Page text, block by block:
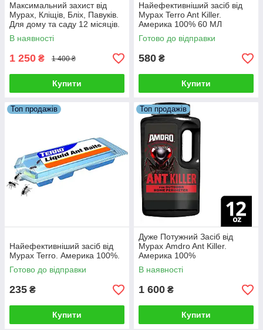
Максимальний захист від
Мурах, Кліщів, Бліх, Павуків.
Для дому та саду 12 місяців.
Ortho Home Defence Max 12
В наявності
1 250 ₴ 1 400 ₴
Купити
Найефективніший засіб від
Мурах Terro Ant Killer.
Америка 100% 60 МЛ
Готово до відправки
580 ₴
Купити
Топ продажів
Найефективніший засіб від
Мурах Terro. Америка 100%.
Готово до відправки
235 ₴
Купити
Топ продажів
Дуже Потужний Засіб від
Мурах Amdro Ant Killer.
Америка 100%
В наявності
1 600 ₴
Купити